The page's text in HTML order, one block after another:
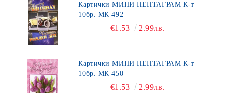
Картички МИНИ ПЕНТАГРАМ К-т
10бр. МК 492
€1.53 2.99лв.
Картички МИНИ ПЕНТАГРАМ К-т
10бр. МК 450
€1.53 2.99лв.